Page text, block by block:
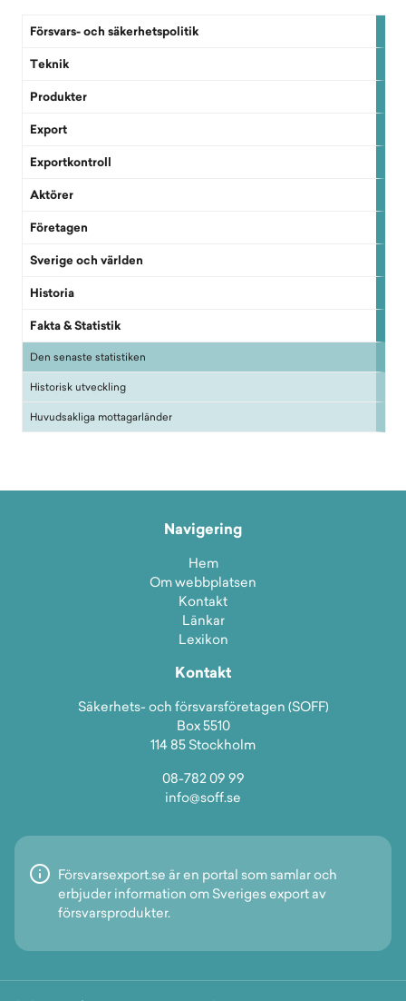
Försvars- och säkerhetspolitik
Teknik
Produkter
Export
Exportkontroll
Aktörer
Företagen
Sverige och världen
Historia
Fakta & Statistik
Den senaste statistiken
Historisk utveckling
Huvudsakliga mottagarländer
Navigering
Hem
Om webbplatsen
Kontakt
Länkar
Lexikon
Kontakt
Säkerhets- och försvarsföretagen (SOFF)
Box 5510
114 85 Stockholm
08-782 09 99
info@soff.se
Försvarsexport.se är en portal som samlar och
erbjuder information om Sveriges export av
försvarsprodukter.